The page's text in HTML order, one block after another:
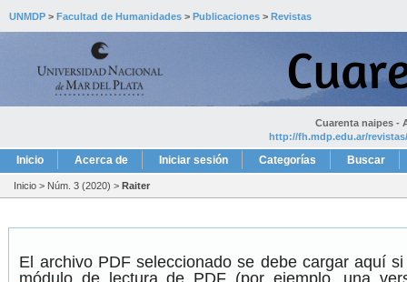
UNMDP > Facultad de Humanidades > Publicaciones > Revistas
Cuarenta naipes -
http://fh.mdp.edu.ar/
Inicio Acerca de Iniciar sesión Categorías Buscar
Inicio > Núm. 3 (2020) > Raiter
El archivo PDF seleccionado se debe cargar aquí
módulo de lectura de PDF (por ejemplo, una